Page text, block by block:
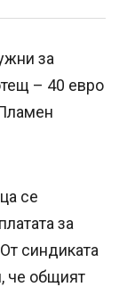
за
– 40 евро
се
за
синдиката
че общият